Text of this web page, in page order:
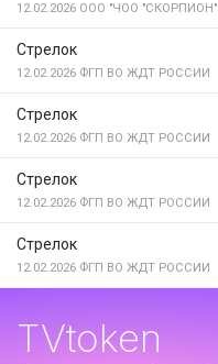
12.02.2026 ООО "ЧОО "СКОРПИОН"
Стрелок
12.02.2026 ФГП ВО ЖДТ РОССИИ
Стрелок
12.02.2026 ФГП ВО ЖДТ РОССИИ
Стрелок
12.02.2026 ФГП ВО ЖДТ РОССИИ
Стрелок
12.02.2026 ФГП ВО ЖДТ РОССИИ
TVtoken